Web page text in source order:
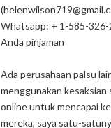
Whatsapp: + 1-585-
Anda pinjaman
Ada perusahaan palsu
menggunakan kesaksian
online untuk mencapai
mereka, saya satu-